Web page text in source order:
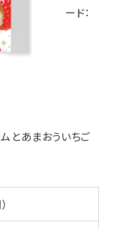
ード：
とあまおういちご